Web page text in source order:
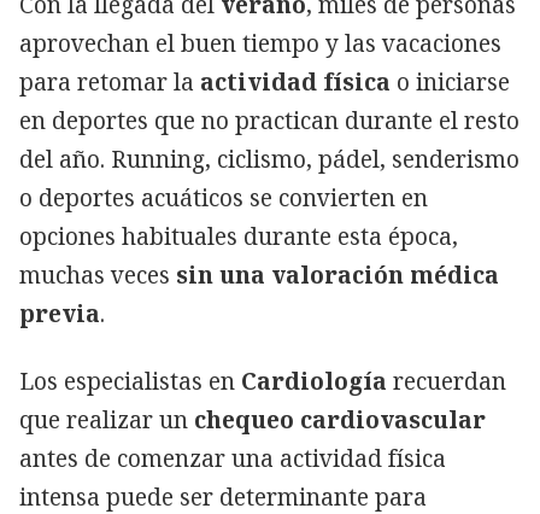
aprovechan el buen tiempo y las vacaciones
para retomar la actividad física o iniciarse
en deportes que no practican durante el resto
del año. Running, ciclismo, pádel, senderismo
o deportes acuáticos se convierten en
opciones habituales durante esta época,
muchas veces sin una valoración médica
previa.
Los especialistas en Cardiología recuerdan
que realizar un chequeo cardiovascular
antes de comenzar una actividad física
intensa puede ser determinante para